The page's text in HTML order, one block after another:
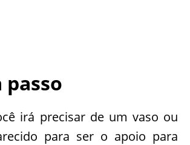
passo
irá precisar de um vaso ou
para ser o apoio para